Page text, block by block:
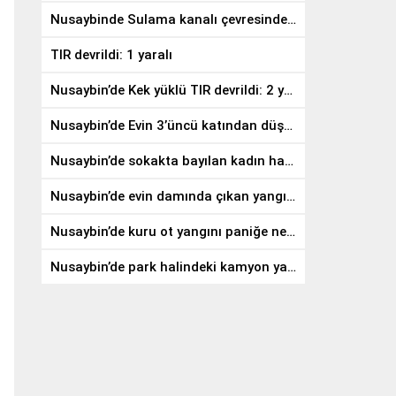
Nusaybinde Sulama kanalı çevresindeki yangında meyve ağaçları zarar gördü
TIR devrildi: 1 yaralı
Nusaybin’de Kek yüklü TIR devrildi: 2 yaralı
Nusaybin’de Evin 3’üncü katından düşen genç hayatını kaybetti
Nusaybin’de sokakta bayılan kadın hastaneye kaldırıldı
Nusaybin’de evin damında çıkan yangın söndürüldü
Nusaybin’de kuru ot yangını paniğe neden oldu
Nusaybin’de park halindeki kamyon yandı